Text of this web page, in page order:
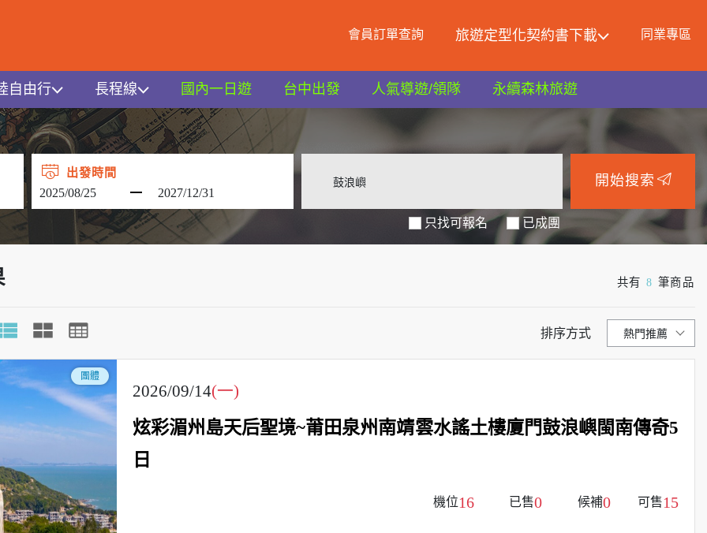
會員訂單查詢 旅遊定型化契約書下載 同業專區
自由行 長程線 國內一日遊 台中出發 人氣導遊/領隊 永續森林旅遊
出發時間
只找可報名
開始搜索
共有 8 筆商品
排序方式
團體
2026/09/14(一)
炫彩湄州島天后聖境~莆田泉州南靖雲水謠土樓廈門鼓浪嶼閩南傳奇5
日
機位16 已售0 候補0 可售15